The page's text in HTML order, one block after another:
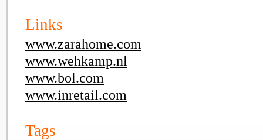
Links
www.zarahome.com
www.wehkamp.nl
www.bol.com
www.inretail.com
Tags